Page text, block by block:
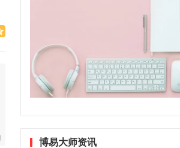
博易大师资讯